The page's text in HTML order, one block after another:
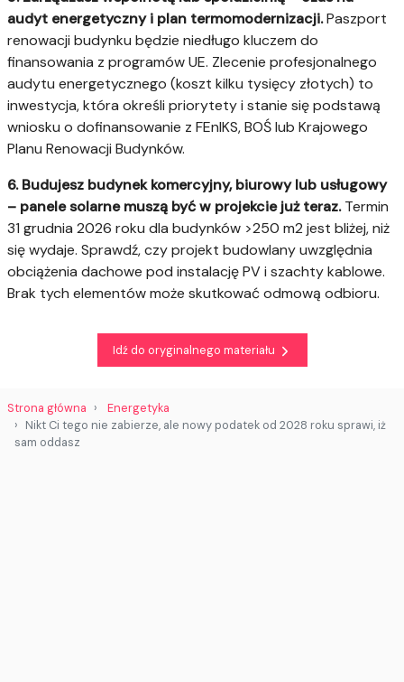
audyt energetyczny i plan termomodernizacji.Paszport
renowacji budynku będzie niedługo kluczem do
finansowania z programów UE. Zlecenie profesjonalnego
audytu energetycznego (koszt kilku tysięcy złotych) to
inwestycja, która określi priorytety i stanie się podstawą
wniosku o dofinansowanie z FEnIKS, BOŚ lub Krajowego
Planu Renowacji Budynków.
6. Budujesz budynek komercyjny, biurowy lub usługowy
– panele solarne muszą być w projekcie już teraz.Termin
31 grudnia 2026 roku dla budynków >250 m2 jest bliżej, niż
się wydaje. Sprawdź, czy projekt budowlany uwzględnia
obciążenia dachowe pod instalację PV i szachty kablowe.
Brak tych elementów może skutkować odmową odbioru.
Idź do oryginalnego materiału
Strona główna
Energetyka
Nikt Ci tego nie zabierze, ale nowy podatek od 2028 roku sprawi, iż
sam oddasz